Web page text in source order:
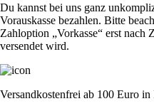
Du kannst bei uns ganz
Vorauskasse bezahlen. Bitte
Zahloption „Vorkasse“ erst nach
versendet wird.
Versandkostenfrei ab 100 Euro in